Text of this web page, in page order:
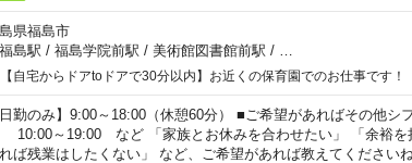
県福島市
島駅 / 福島学院前駅 / 美術館図書館前駅 /
【自宅からドアtoドアで30分以内】お近くの保育園でのお仕事です！
日勤のみ】9:00～18:00（休憩60分） ■ご希望があればその他シ
～19:00 など 「家族とお休みを合わせたい」 「余裕を
ば残業はしたくない」 など、ご希望があれば教えてください